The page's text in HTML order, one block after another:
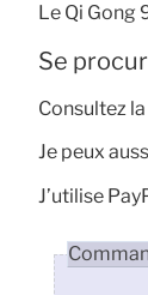
Le Qi Gong
Se
Consultez
Je peux
J’utilise